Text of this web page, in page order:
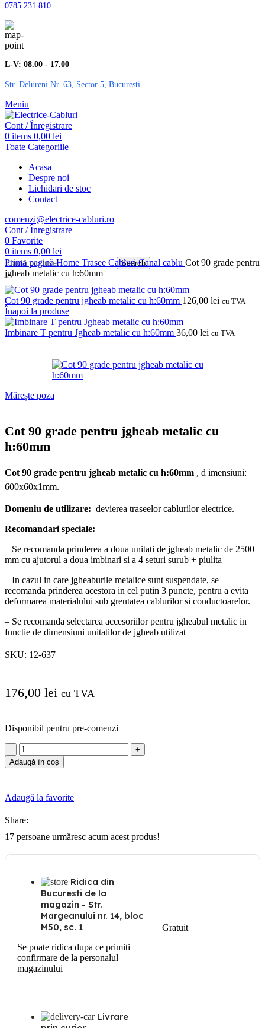
0785.231.810
L-V: 08.00 - 17.00
Str. Delureni Nr. 63, Sector 5, Bucuresti
Meniu
Cont / Înregistrare
0 items 0,00 lei
Toate Categoriile
Acasa
Despre noi
Lichidari de stoc
Contact
comenzi@electrice-cabluri.ro
Cont / Înregistrare
0 Favorite
0 items 0,00 lei
Search
Prima paginăHome Trasee CabluriCanal cablu Cot 90 grade pentru
jgheab metalic cu h:60mm
Cot 90 grade pentru jgheab metalic cu h:60mm 126,00 lei cu TVA
Înapoi la produse
Imbinare T pentru Jgheab metalic cu h:60mm 36,00 lei cu TVA
Mărește poza
Cot 90 grade pentru jgheab metalic cu
h:60mm
Cot 90 grade pentru jgheab metalic cu h:60mm , d imensiuni:
600x60x1mm.
Domeniu de utilizare: devierea traseelor cablurilor electrice.
Recomandari speciale:
– Se recomanda prinderea a doua unitati de jgheab metalic de 2500
mm cu ajutorul a doua imbinari si a 4 seturi surub + piulita
– In cazul in care jgheaburile metalice sunt suspendate, se
recomanda prinderea acestora in cel putin 3 puncte, pentru a evita
deformarea materialului sub greutatea cablurilor si conductoarelor.
– Se recomanda selectarea accesoriilor pentru jgheabul metalic in
functie de dimensiuni unitatilor de jgheab utilizat
SKU: 12-637
176,00 lei cu TVA
Disponibil pentru pre-comenzi
Cantitate
Cot
90
jgheab
cu
h:60mm
Adaugă în coș
Adaugă la favorite
Share:
17 persoane urmăresc acum acest produs!
Ridica din
Bucuresti de la
magazin - Str.
Margeanului nr. 14, bloc
M50, sc. 1
Se poate ridica dupa ce primiti
confirmare de la personalul
magazinului
Gratuit
Livrare